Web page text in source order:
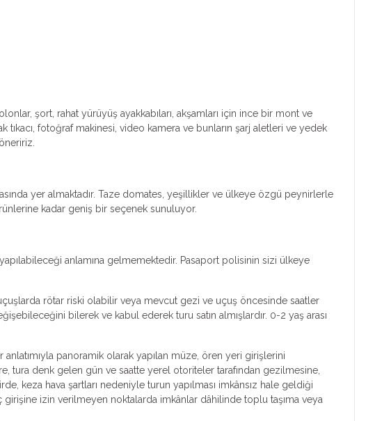
şort, rahat yürüyüş ayakkabıları, akşamları için ince bir mont ve
tıkacı, fotoğraf makinesi, video kamera ve bunların şarj aletleri ve yedek
yer almaktadır. Taze domates, yeşillikler ve ülkeye özgü peynirlerle
kadar geniş bir seçenek sunuluyor.
anlamına gelmemektedir. Pasaport polisinin sizi ülkeye
rötar riski olabilir veya mevcut gezi ve uçuş öncesinde saatler
bilerek ve kabul ederek turu satın almışlardır. 0-2 yaş arası
panoramik olarak yapılan müze, ören yeri girişlerini
tura denk gelen gün ve saatte yerel otoriteler tarafından gezilmesine,
keza hava şartları nedeniyle turun yapılması imkânsız hale geldiği
girişine izin verilmeyen noktalarda imkânlar dâhilinde toplu taşıma veya